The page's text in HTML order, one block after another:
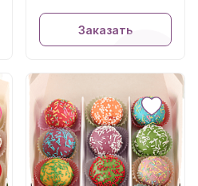
Заказать